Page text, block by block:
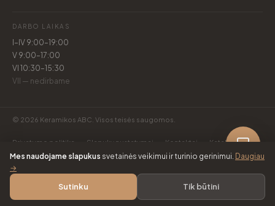
DARBO LAIKAS
I–IV 9:00–19:00
V 9:00–17:00
VI 10:30–15:30
VII — nedirbame
© 2026 Keramikos ABC. Visos teisės saugomos.
Privatumo politika Slapukų nustatymai Kontaktai Katalogas
Skambinti Katalogas Maršrutas
Mes naudojame slapukus svetainės veikimui ir turinio gerinimui. Daugiau
→
Sutinku Tik būtini